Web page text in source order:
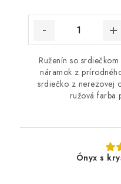
Ruženín so
náramok z
srdiečko z nerezovej
ružová farba
Ónyx s